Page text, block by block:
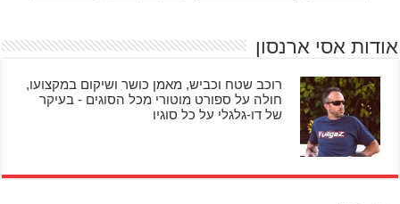
אודות אסי ארנסון
רוכב שטח וכביש, מאמן כושר ושיקום במקצועו,
חולה על ספורט מוטורי מכל הסוגים - בעיקר
של דו-גלגלי על כל סוגיו